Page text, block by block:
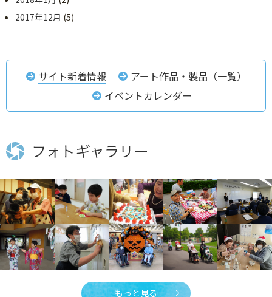
2017年12月 (5)
サイト新着情報
アート作品・製品（一覧）
イベントカレンダー
もっと見る